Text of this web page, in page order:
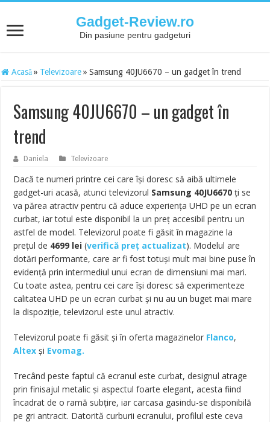
Gadget-Review.ro
Din pasiune pentru gadgeturi
Acasă » Televizoare » Samsung 40JU6670 – un gadget în trend
Samsung 40JU6670 – un gadget în
trend
Daniela Televizoare
Dacă te numeri printre cei care își doresc să aibă ultimele
gadget-uri acasă, atunci televizorul Samsung 40JU6670 ți se
va părea atractiv pentru că aduce experiența UHD pe un ecran
curbat, iar totul este disponibil la un preț accesibil pentru un
astfel de model. Televizorul poate fi găsit în magazine la
prețul de 4699 lei (verifică preț actualizat). Modelul are
dotări performante, care ar fi fost totuși mult mai bine puse în
evidență prin intermediul unui ecran de dimensiuni mai mari.
Cu toate astea, pentru cei care își doresc să experimenteze
calitatea UHD pe un ecran curbat și nu au un buget mai mare
la dispoziție, televizorul este unul atractiv.
Televizorul poate fi găsit și în oferta magazinelor Flanco,
Altex și Evomag.
Trecând peste faptul că ecranul este curbat, designul atrage
prin finisajul metalic și aspectul foarte elegant, acesta fiind
încadrat de o ramă subțire, iar carcasa gasindu-se disponibilă
pe gri antracit. Datorită curburii ecranului, profilul este ceva